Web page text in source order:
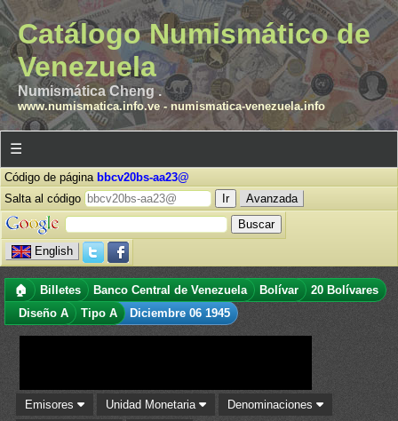
Catálogo Numismático de
Venezuela
Numismática Cheng .
www.numismatica.info.ve- numismatica-venezuela.info
☰
Código de página bbcv20bs-aa23@
Salta al código
Avanzada
English
🏠 Billetes Banco Central de Venezuela Bolívar
20 Bolívares
Diseño A
Tipo A Diciembre 06 1945
Emisores Unidad Monetaria
Denominaciones